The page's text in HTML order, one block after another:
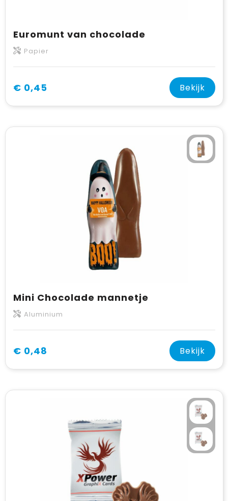
Euromunt van chocolade
Papier
€ 0,45 Bekijk
Mini Chocolade mannetje
Aluminium
€ 0,48 Bekijk